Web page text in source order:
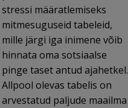
stressi määratlemiseks
mitmesuguseid tabeleid,
mille järgi iga inimene võib
hinnata oma sotsiaalse
pinge taset antud ajahetkel.
Allpool olevas tabelis on
arvestatud paljude maailma